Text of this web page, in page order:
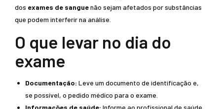
dos exames de sanguenão sejam afetados por substâncias
que podem interferir na análise.
O que levar no dia do
exame
Documentação: Leve um documento de identificação e,
se possível, o pedido médico para o exame.
Informações de saúde: Informe ao profissional de saúde